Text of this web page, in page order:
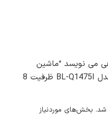
می نویسد “ماشین
لباسشویی سام الکترونیک مدل BL-Q1475I ظرفیت 8
شد. بخش‌های موردنیاز